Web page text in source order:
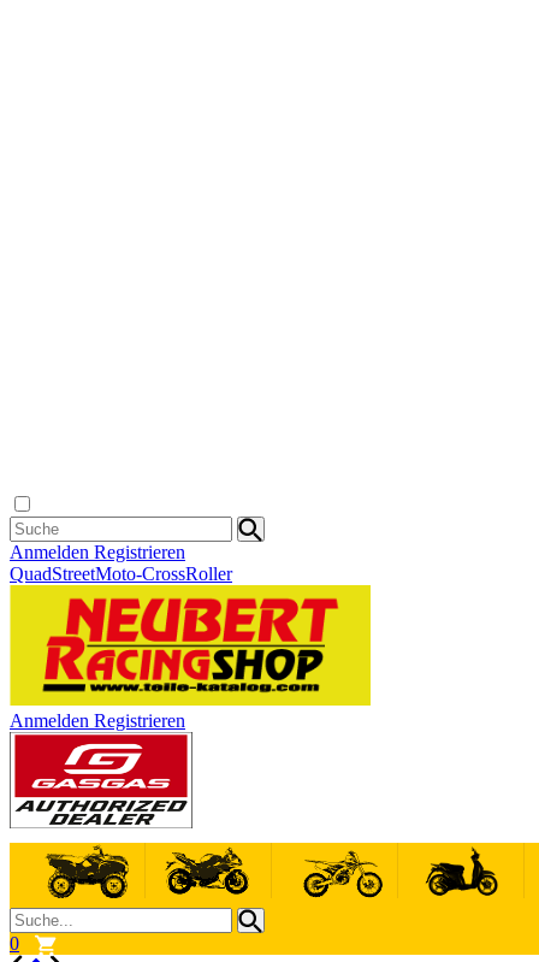
Anmelden Registrieren
QuadStreetMoto-CrossRoller
Anmelden Registrieren
0